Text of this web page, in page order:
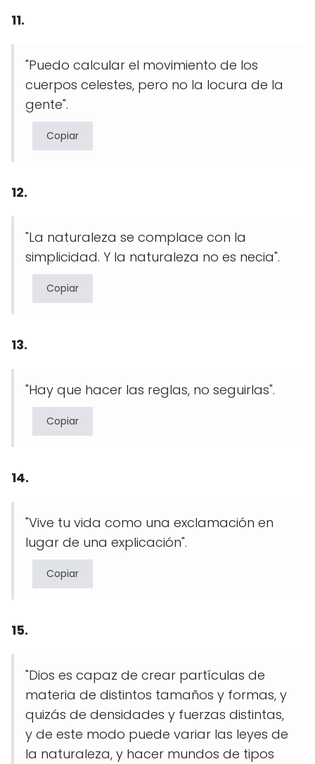
11.
"Puedo calcular el movimiento de los
cuerpos celestes, pero no la locura de la
gente".
Copiar
12.
"La naturaleza se complace con la
simplicidad. Y la naturaleza no es necia".
Copiar
13.
"Hay que hacer las reglas, no seguirlas".
Copiar
14.
"Vive tu vida como una exclamación en
lugar de una explicación".
Copiar
15.
"Dios es capaz de crear partículas de
materia de distintos tamaños y formas, y
quizás de densidades y fuerzas distintas,
y de este modo puede variar las leyes de
la naturaleza, y hacer mundos de tipos